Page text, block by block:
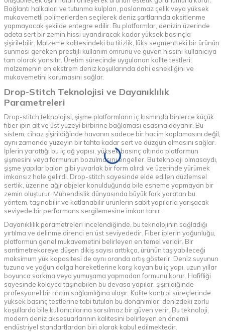
Bağlantı halkaları ve tutunma kulpları, paslanmaz çelik veya yüksek
mukavemetli polimerlerden seçilerek deniz şartlarında oksitlenme
yapmayacak şekilde entegre edilir. Bu platformlar, denizin üzerinde
adeta sert bir zemin hissi uyandıracak kadar yüksek basınçla
şişirilebilir. Malzeme kalitesindeki bu titizlik, lüks segmentteki bir ürünün
sunması gereken prestijli kullanım ömrünü ve güven hissini kullanıcıya
tam olarak yansıtır. Üretim sürecinde uygulanan kalite testleri,
malzemenin en ekstrem deniz koşullarında dahi esnekliğini ve
mukavemetini korumasını sağlar.
Drop-Stitch Teknolojisi ve Dayanıklılık
Parametreleri
Drop-stitch teknolojisi, şişme platformların iç kısmında binlerce küçük
fiber ipin alt ve üst yüzeyi birbirine bağlaması esasına dayanır. Bu
sistem, cihaz şişirildiğinde havanın sadece bir hacim kaplamasını değil,
aynı zamanda yüzeyin bir tahta kadar sert ve düzgün olmasını sağlar.
İplerin yarattığı bu iç ağ yapısı, yüksek basınç altında platformun
şişmesini veya formunun bozulmasını engeller. Bu teknoloji olmasaydı,
şişme yapılar balon gibi yuvarlak bir form alırdı ve üzerinde yürümek
imkansız hale gelirdi. Drop-stitch sayesinde elde edilen düzlemsel
sertlik, üzerine ağır objeler konulduğunda bile esneme yapmayan bir
zemin oluşturur. Mühendislik dünyasında büyük fark yaratan bu
yöntem, taşınabilir ve katlanabilir ürünlerin sabit yapılarla yarışacak
seviyede bir performans sergilemesine imkan tanır.
Dayanıklılık parametreleri incelendiğinde, bu teknolojinin sağladığı
yırtılma ve delinme direnci en üst seviyededir. Fiber iplerin yoğunluğu,
platformun genel mukavemetini belirleyen en temel veridir. Bir
santimetrekareye düşen dikiş sayısı arttıkça, ürünün taşıyabileceği
maksimum yük kapasitesi de aynı oranda artış gösterir. Deniz suyunun
tuzuna ve yoğun dalga hareketlerine karşı koyan bu iç yapı, uzun yıllar
boyunca sarkma veya yumuşama yapmadan formunu korur. Hafifliği
sayesinde kolayca taşınabilen bu devasa yapılar, şişirildiğinde
profesyonel bir rıhtım sağlamlığına ulaşır. Kalite kontrol süreçlerinde
yüksek basınç testlerine tabi tutulan bu donanımlar, denizdeki zorlu
koşullarda bile kullanıcılarına sarsılmaz bir güven verir. Bu teknoloji,
modern deniz aksesuarlarının kalitesini belirleyen en önemli
endüstriyel standartlardan biri olarak kabul edilmektedir.